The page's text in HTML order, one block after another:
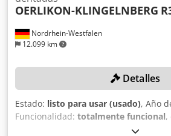
Nordrhein-Westfalen
12.099 km
OERLIKON-KLINGELNBERG
Detalles
Estado: listo para usar (usado), Año
Funcionalidad: totalmente funcional,
4.000 kg